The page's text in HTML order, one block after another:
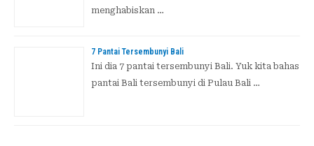
menghabiskan …
7 Pantai Tersembunyi Bali
Ini dia 7 pantai tersembunyi Bali. Yuk kita bahas
pantai Bali tersembunyi di Pulau Bali …